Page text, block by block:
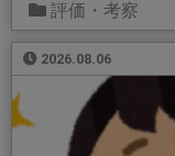
評価・考察
2026.08.06